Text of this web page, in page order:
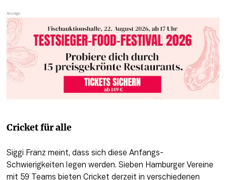
Cricket für alle
Siggi Franz meint, dass sich diese Anfangs-
Schwierigkeiten legen werden. Sieben Hamburger Vereine
mit 59 Teams bieten Cricket derzeit in verschiedenen